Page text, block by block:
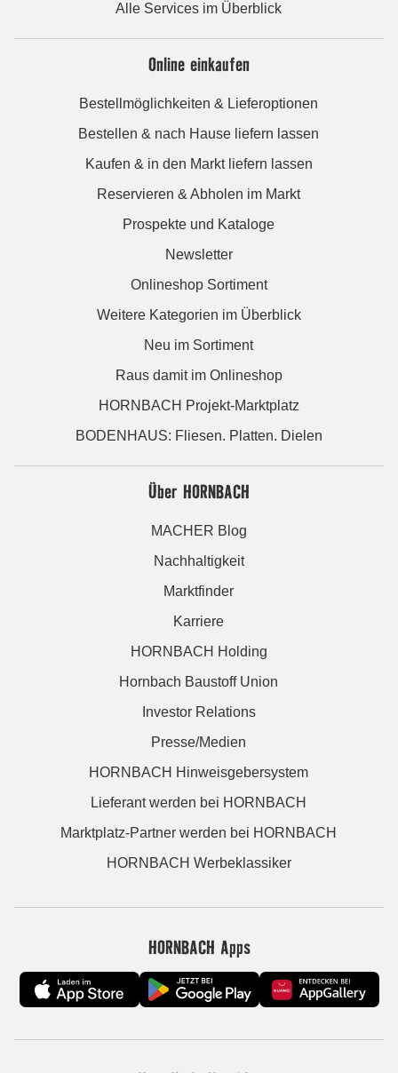
Alle Services im Überblick
Online einkaufen
Bestellmöglichkeiten & Lieferoptionen
Bestellen & nach Hause liefern lassen
Kaufen & in den Markt liefern lassen
Reservieren & Abholen im Markt
Prospekte und Kataloge
Newsletter
Onlineshop Sortiment
Weitere Kategorien im Überblick
Neu im Sortiment
Raus damit im Onlineshop
HORNBACH Projekt-Marktplatz
BODENHAUS: Fliesen. Platten. Dielen
Über HORNBACH
MACHER Blog
Nachhaltigkeit
Marktfinder
Karriere
HORNBACH Holding
Hornbach Baustoff Union
Investor Relations
Presse/Medien
HORNBACH Hinweisgebersystem
Lieferant werden bei HORNBACH
Marktplatz-Partner werden bei HORNBACH
HORNBACH Werbeklassiker
HORNBACH Apps